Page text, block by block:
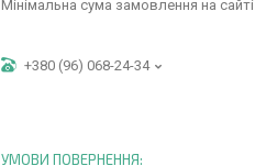
Мінімальна сума замовлення на
+380 (96) 068-24-34